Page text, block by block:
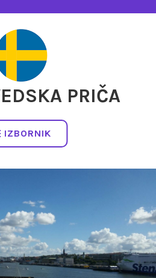
PRIČA
IZBORNIK